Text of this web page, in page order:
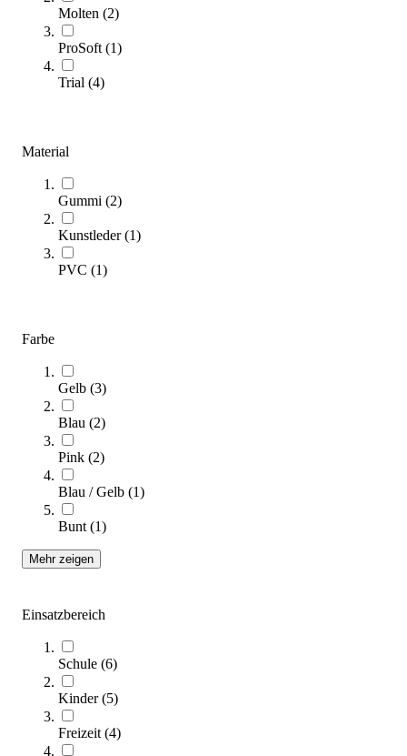
Molten (2)
ProSoft (1)
Trial (4)
Material
Gummi (2)
Kunstleder(1)
PVC (1)
Farbe
Gelb (3)
Blau (2)
Pink (2)
Blau / Gelb (1)
Bunt (1)
Mehr zeigen
Einsatzbereich
Schule (6)
Kinder(5)
Freizeit (4)
Freizeitbälle
Artikel)
SALE
Kübler Sport® ProSoft® Volleyball
19,60 €
Zum Produkt
Sofort lieferbar
25,95 €
Zum Produkt
Sofort lieferbar